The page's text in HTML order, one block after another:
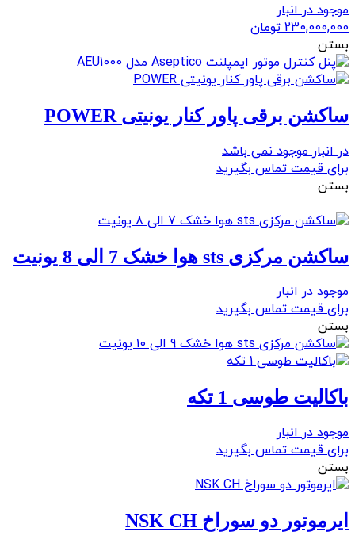
موجود در انبار
230,000,000 تومان
بستن
ساکشن برقی پاور کنار یونیتی POWER
در انبار موجود نمی باشد
برای قیمت تماس بگیرید
بستن
ساکشن مرکزی sts هوا خشک 7 الی 8 یونیت
موجود در انبار
برای قیمت تماس بگیرید
بستن
باکالیت طوسی 1 تکه
موجود در انبار
برای قیمت تماس بگیرید
بستن
ايرموتور دو سوراخ NSK CH